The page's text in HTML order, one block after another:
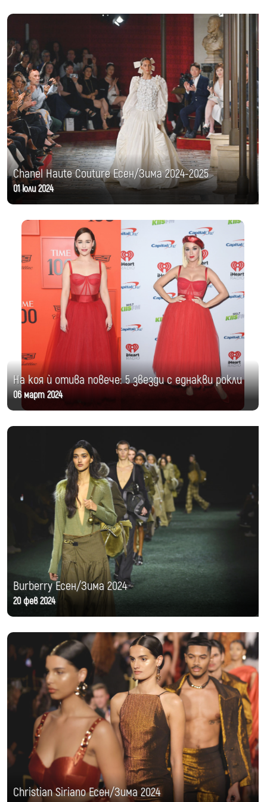
Chanel Haute Couture Есен/Зима 2024-2025
01 юли 2024
На коя ѝ отива повече: 5 звезди с еднакви рокли
06 март 2024
Burberry Есен/Зима 2024
20 фев 2024
Christian Siriano Есен/Зима 2024